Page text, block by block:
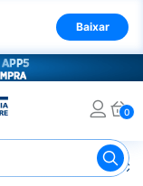
Baixar
0
Barras de Chocolate